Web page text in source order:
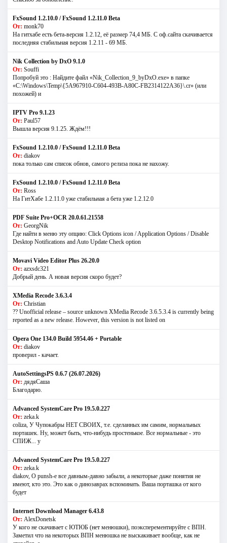
FxSound 1.2.10.0 / FxSound 1.2.11.0 Beta
От: monk70
На гитхабе есть бета-версия 1.2.12, её размер 74,4 МБ. С оф.сайта скачивается
последняя стабильная версия 1.2.11 - 69 МБ.
Nik Collection by DxO 9.1.0
От: Souffi
Попробуй это : Найдите файл «Nik_Collection_9_byDxO.exe» в папке
«C:\Windows\Temp\{5A967910-C604-493B-A80C-FB2314122A36}\.cr» (или
похожей) и
IPTV Pro 9.1.23
От: Paul57
Вышла версия 9.1.25. Ждём!!!
FxSound 1.2.10.0 / FxSound 1.2.11.0 Beta
От: diakov
пока только сам список обнов, самого релиза пока не нахожу.
FxSound 1.2.10.0 / FxSound 1.2.11.0 Beta
От: Ross
На ГитХабе 1.2.11.0 уже стабильная а бета уже 1.2.12.0
PDF Suite Pro+OCR 20.0.61.21558
От: GeorgNik
Где найти в меню эту опцию: Click Options icon / Application Options / Disable
Desktop Notifications and Auto Update Check option
Movavi Video Editor Plus 26.20.0
От: azxsdc321
Добрый день. А новая версия скоро будет?
XMedia Recode 3.6.3.4
От: Christian
?? Unofficial release – source unknown XMedia Recode 3.6.5.3.4 is currently being
reported as a new release. However, this version is not listed on
Opera One 134.0 Build 5954.46 + Portable
От: diakov
проверил - качает.
AutoSettingsPS 0.6.7 (26.07.2026)
От: дядяСаша
Благодарю.
Advanced SystemCare Pro 19.5.0.227
От: zeka.k
coliza, У Чупокабры НЕТ СВОИХ, т.е. сделанных им самим, нормальных
порташек. Ну, может быть, что-нибудь простенькое. Все нормальные - это
СПИЖ... у
Advanced SystemCare Pro 19.5.0.227
От: zeka.k
diakov, О punsh-е все давным-давно забыли, а некоторые даже понятия не
имеют, кто это. Это как о динозаврах вспоминать. Ваша порташка от кого
будет
Internet Download Manager 6.43.8
От: AlexDonetsk
У кого не скачивает с ЮТЮБ (нет менюшки), поэксперементируйте с ВПН.
Заметил что на некоторых ВПН менюшка не выскакивает вообще, как не